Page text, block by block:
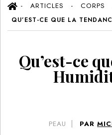
ARTICLES CORPS
QU’EST-CE QUE LA
Qu’est-ce
PEAU PAR